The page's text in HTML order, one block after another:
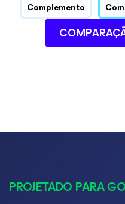
Complemento
PROJETADO PARA